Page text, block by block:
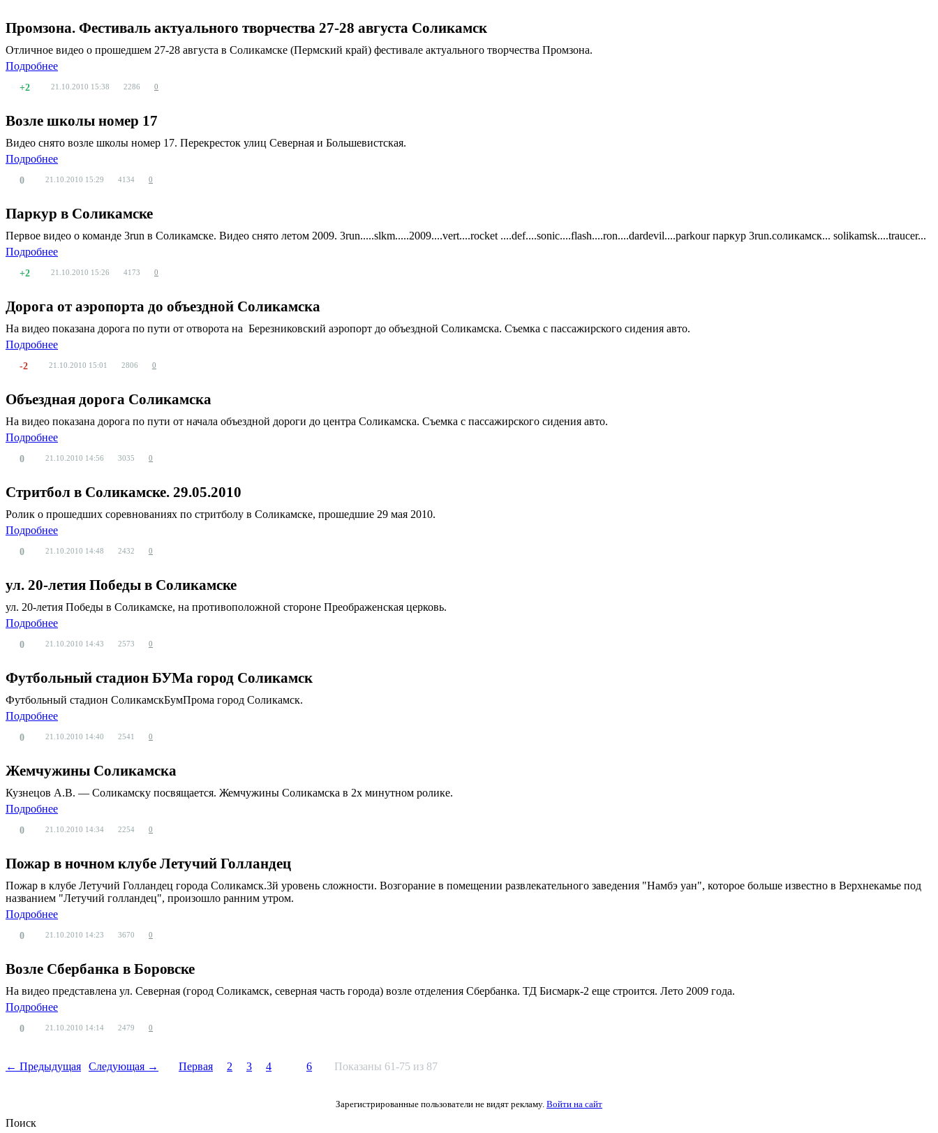
Промзона. Фестиваль актуального творчества 27-28 августа Соликамск
Отличное видео о прошедшем 27-28 августа в Соликамске (Пермский край) фестивале актуального творчества Промзона.
Подробнее
+2 21.10.2010 15:38 2286 0
Возле школы номер 17
Видео снято возле школы номер 17. Перекресток улиц Северная и Большевистская.
Подробнее
0 21.10.2010 15:29 4134 0
Паркур в Соликамске
Первое видео о команде 3run в Соликамске. Видео снято летом 2009. 3run.....slkm.....2009....vert....rocket ....def....sonic....flash....ron....dardevil....parkour паркур 3run.соликамск... solikamsk....traucer...
Подробнее
+2 21.10.2010 15:26 4173 0
Дорога от аэропорта до объездной Соликамска
На видео показана дорога по пути от отворота на Березниковский аэропорт до объездной Соликамска. Съемка с пассажирского сидения авто.
Подробнее
-2 21.10.2010 15:01 2806 0
Объездная дорога Соликамска
На видео показана дорога по пути от начала объездной дороги до центра Соликамска. Съемка с пассажирского сидения авто.
Подробнее
0 21.10.2010 14:56 3035 0
Стритбол в Соликамске. 29.05.2010
Ролик о прошедших соревнованиях по стритболу в Соликамске, прошедшие 29 мая 2010.
Подробнее
0 21.10.2010 14:48 2432 0
ул. 20-летия Победы в Соликамске
ул. 20-летия Победы в Соликамске, на противоположной стороне Преображенская церковь.
Подробнее
0 21.10.2010 14:43 2573 0
Футбольный стадион БУМа город Соликамск
Футбольный стадион СоликамскБумПрома город Соликамск.
Подробнее
0 21.10.2010 14:40 2541 0
Жемчужины Соликамска
Кузнецов А.В. — Соликамску посвящается. Жемчужины Соликамска в 2х минутном ролике.
Подробнее
0 21.10.2010 14:34 2254 0
Пожар в ночном клубе Летучий Голландец
Пожар в клубе Летучий Голландец города Соликамск.3й уровень сложности. Возгорание в помещении развлекательного заведения "Намбэ уан", которое больше известно в Верхнекамье под
названием "Летучий голландец", произошло ранним утром.
Подробнее
0 21.10.2010 14:23 3670 0
Возле Сбербанка в Боровске
На видео представлена ул. Северная (город Соликамск, северная часть города) возле отделения Сбербанка. ТД Бисмарк-2 еще строится. Лето 2009 года.
Подробнее
0 21.10.2010 14:14 2479 0
← Предыдущая Следующая → Первая 2 3 4 6 Показаны 61-75 из 87
Зарегистрированные пользователи не видят рекламу. Войти на сайт
Поиск